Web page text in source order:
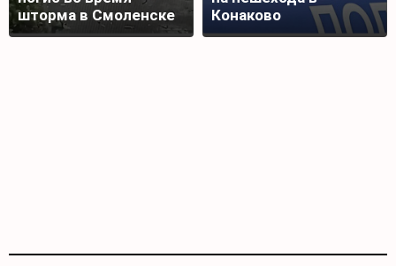
шторма в Смоленске
Конаково